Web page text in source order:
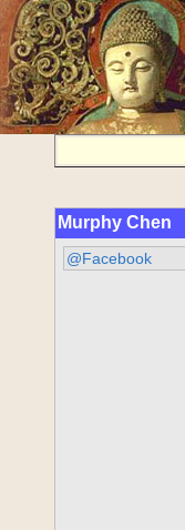
Murphy Chen
@Facebook